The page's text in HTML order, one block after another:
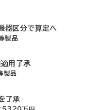
器区分で算定へ
製品
適用了承
製品
了承